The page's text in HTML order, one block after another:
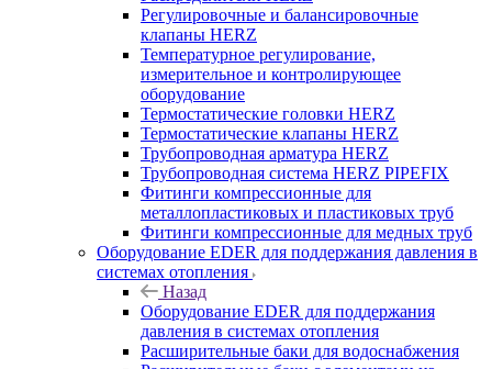
Регулировочные и балансировочные
клапаны HERZ
Температурное регулирование,
измерительное и контролирующее
оборудование
Термостатические головки HERZ
Термостатические клапаны HERZ
Трубопроводная арматура HERZ
Трубопроводная система HERZ PIPEFIX
Фитинги компрессионные для
металлопластиковых и пластиковых труб
Фитинги компрессионные для медных труб
Оборудование EDER для поддержания давления в
системах отопления
Назад
Оборудование EDER для поддержания
давления в системах отопления
Расширительные баки для водоснабжения